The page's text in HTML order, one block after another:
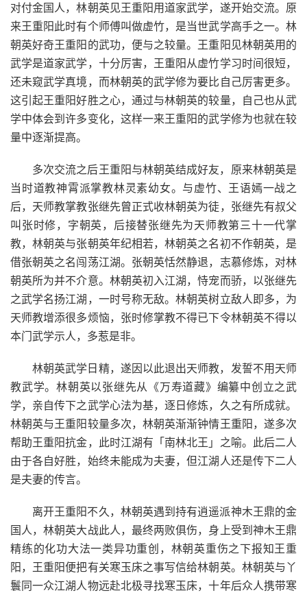
对付金国人，林朝英见王重阳用道家武学，遂开始交流。原
来王重阳此时有个师傅叫做虚竹，是当世武学高手之一。林
朝英好奇王重阳的武功，便与之较量。王重阳见林朝英用的
武学是道家武学，十分厉害，王重阳从虚竹学习时间很短，
还未窥武学真境，而林朝英的武学修为要比自己厉害更多。
这引起王重阳好胜之心，通过与林朝英的较量，自己也从武
学中体会到许多变化，这样一来王重阳的武学修为也就在较
量中逐渐提高。
多次交流之后王重阳与林朝英结成好友，原来林朝英是
当时道教神霄派掌教林灵素幼女。与虚竹、王语嫣一战之
后，天师教掌教张继先曾正式收林朝英为徒，张继先有叔父
叫张时修，字朝英，后接替张继先为天师教第三十一代掌
教，林朝英与张朝英年纪相若，林朝英之名初不作朝英，是
借张朝英之名闯荡江湖。张朝英恬然静退，志慕修炼，对林
朝英所为并不介意。林朝英初入江湖，恃宠而骄，以张继先
之武学名扬江湖，一时号称无敌。林朝英树立敌人即多，为
天师教增添很多烦恼，张时修掌教不得已下令林朝英不得以
本门武学示人，多惹是非。
林朝英武学日精，遂因以此退出天师教，发誓不用天师
教武学。林朝英以张继先从《万寿道藏》编纂中创立之武
学，亲自传下之武学心法为基，逐日修炼，久之有所成就。
林朝英与王重阳较量多次，林朝英渐渐钟情王重阳，遂多次
帮助王重阳抗金，此时江湖有「南林北王」之喻。此后二人
由于各自好胜，始终未能成为夫妻，但江湖人还是传下二人
是夫妻的传言。
离开王重阳不久，林朝英遇到持有逍遥派神木王鼎的金
国人，林朝英大战此人，最终两败俱伤，身上受到神木王鼎
精练的化功大法一类异功重创，林朝英重伤之下报知王重
阳，王重阳便把有关寒玉床之事写信给林朝英。林朝英与丫
鬟同一众江湖人物远赴北极寻找寒玉床，十年后众人携带寒